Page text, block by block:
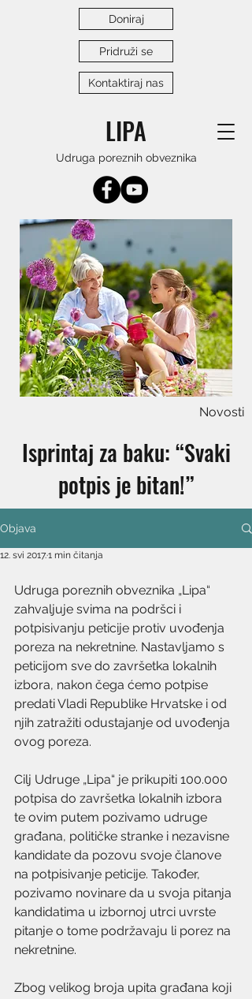
LIPA
Udruga poreznih obveznika
Doniraj
Pridruži se
Kontaktiraj nas
Novosti
Isprintaj za baku: “Svaki
potpis je bitan!”
Objava
12. svi 2017.1 min čitanja
Udruga poreznih obveznika „Lipa“
zahvaljuje svima na podršci i
potpisivanju peticije protiv uvođenja
poreza na nekretnine. Nastavljamo s
peticijom sve do završetka lokalnih
izbora, nakon čega ćemo potpise
predati Vladi Republike Hrvatske i od
njih zatražiti odustajanje od uvođenja
ovog poreza.
Cilj Udruge „Lipa“ je prikupiti 100.000
potpisa do završetka lokalnih izbora
te ovim putem pozivamo udruge
građana, političke stranke i nezavisne
kandidate da pozovu svoje članove
na potpisivanje peticije. Također,
pozivamo novinare da u svoja pitanja
kandidatima u izbornoj utrci uvrste
pitanje o tome podržavaju li porez na
nekretnine.
Zbog velikog broja upita građana koji